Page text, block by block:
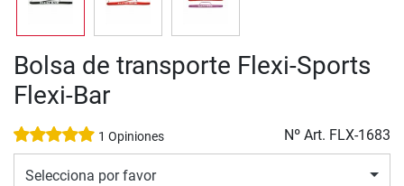
Bolsa de transporte Flexi-Sports
Flexi-Bar
1 Opiniones Nº Art. FLX-1683
Selecciona por favor